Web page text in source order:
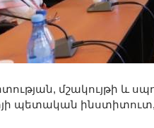
մշակույթի և
պետական ինստիտուտ,